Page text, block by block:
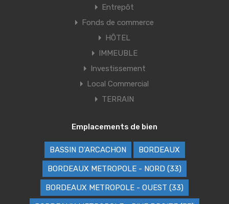
Entrepôt
Fonds de commerce
HÔTEL
IMMEUBLE
Investissement
Local Commercial
TERRAIN
Emplacements de bien
BASSIN D'ARCACHON BORDEAUX
BORDEAUX METROPOLE - NORD (33)
BORDEAUX METROPOLE - OUEST (33)